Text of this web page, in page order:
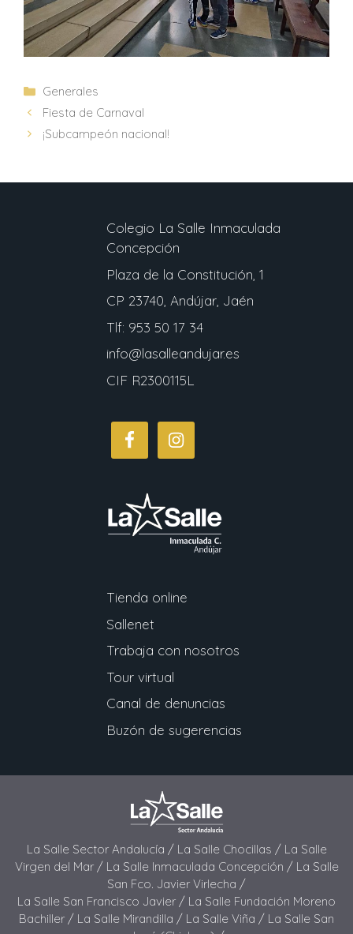
Generales
Fiesta de Carnaval
¡Subcampeón nacional!
Colegio La Salle Inmaculada
Concepción
Plaza de la Constitución, 1
CP 23740, Andújar, Jaén
Tlf: 953 50 17 34
info@lasalleandujar.es
CIF R2300115L
Tienda online
Sallenet
Trabaja con nosotros
Tour virtual
Canal de denuncias
Buzón de sugerencias
La Salle Sector Andalucía / La Salle Chocillas / La Salle
Virgen del Mar / La Salle Inmaculada Concepción / La Salle
San Fco. Javier Virlecha /
La Salle San Francisco Javier / La Salle Fundación Moreno
Bachiller / La Salle Mirandilla / La Salle Viña / La Salle San